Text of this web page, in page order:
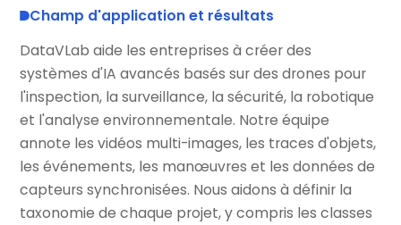
Champ d'application et résultats
DataVLab aide les entreprises à créer des
systèmes d'IA avancés basés sur des drones pour
l'inspection, la surveillance, la sécurité, la robotique
et l'analyse environnementale. Notre équipe
annote les vidéos multi-images, les traces d'objets,
les événements, les manœuvres et les données de
capteurs synchronisées. Nous aidons à définir la
taxonomie de chaque projet, y compris les classes